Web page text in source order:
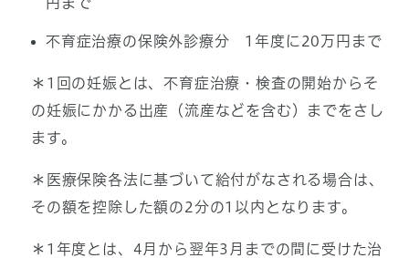
不育症治療の保険外診療分 1年度に20万円まで
＊1回の妊娠とは、不育症治療・検査の開始からそ
の妊娠にかかる出産（流産などを含む）までをさし
ます。
＊医療保険各法に基づいて給付がなされる場合は、
その額を控除した額の2分の1以内となります。
＊1年度とは、4月から翌年3月までの間に受けた治